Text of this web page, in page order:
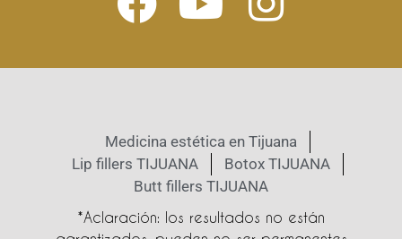
Medicina estética en Tijuana
Lip fillers TIJUANA
Botox TIJUANA
Butt fillers TIJUANA
*Aclaración: los resultados no están